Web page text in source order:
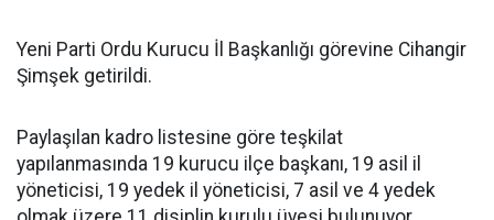
Yeni Parti Ordu Kurucu İl Başkanlığı görevine Cihangir
Şimşek getirildi.
Paylaşılan kadro listesine göre teşkilat
yapılanmasında 19 kurucu ilçe başkanı, 19 asil il
yöneticisi, 19 yedek il yöneticisi, 7 asil ve 4 yedek